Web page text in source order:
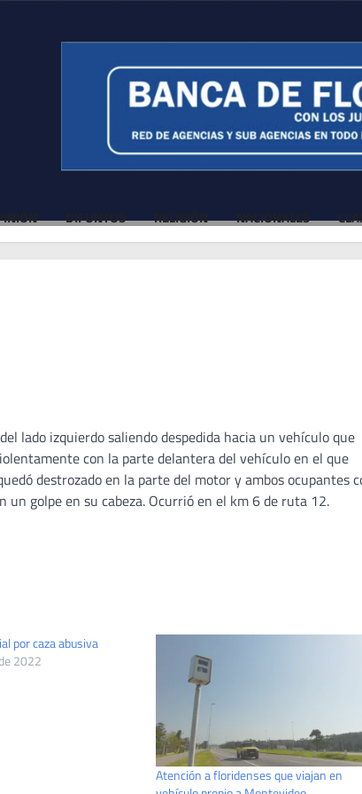
DIFUNTOS RELIGIÓN NACIONALES
lado izquierdo saliendo despedida hacia un vehículo que
con la parte delantera del vehículo en el que
destrozado en la parte del motor y ambos ocupantes
golpe en su cabeza. Ocurrió en el km 6 de ruta 12.
por caza abusiva
2022
Atención a floridenses que viajan en